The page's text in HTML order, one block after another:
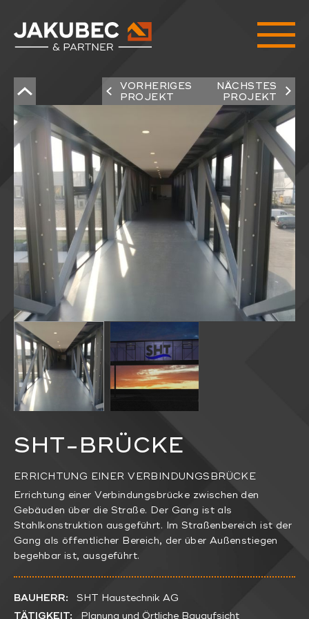
SHT-BRÜCKE
ERRICHTUNG EINER VERBINDUNGSBRÜCKE
Errichtung einer Verbindungsbrücke zwischen den
Gebäuden über die Straße. Der Gang ist als
Stahlkonstruktion ausgeführt. Im Straßenbereich ist der
Gang als öffentlicher Bereich, der über Außenstiegen
begehbar ist, ausgeführt.
BAUHERR:
SHT Haustechnik AG
TÄTIGKEIT:
Planung und Örtliche Bauaufsicht
VORHERIGES
PROJEKT
NÄCHSTES
PROJEKT